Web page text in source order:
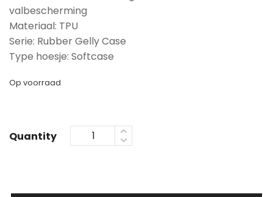
valbescherming
Materiaal: TPU
Serie: Rubber Gelly Case
Type hoesje: Softcase
Op voorraad
Quantity